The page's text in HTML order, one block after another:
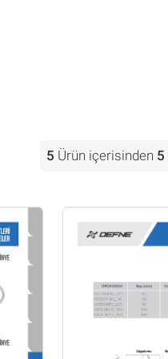
5 Ürün içerisinden 5